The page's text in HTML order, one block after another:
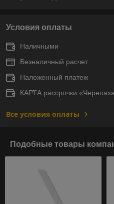
Условия оплаты
Наличными
Безналичный расчет
Наложенный платеж
КАРТА рассрочки
Все условия оплаты
Подобные товары